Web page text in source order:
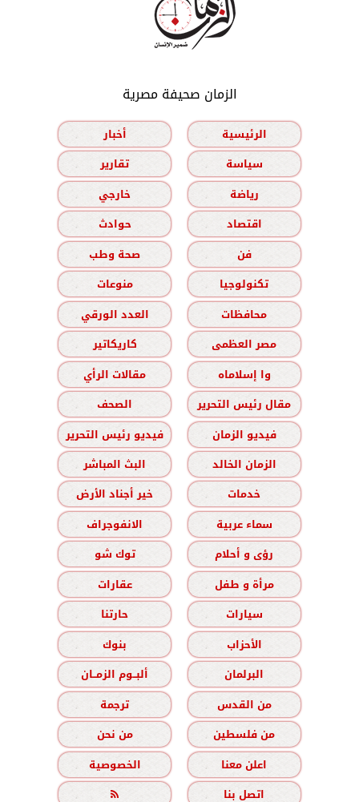
الزمان صحيفة مصرية
الرئيسية
أخبار
سياسة
تقارير
رياضة
خارجي
اقتصاد
حوادث
فن
صحة وطب
تكنولوجيا
منوعات
محافظات
العدد الورقي
مصر العظمى
كاريكاتير
وا إسلاماه
مقالات الرأي
مقال رئيس التحرير
الصحف
فيديو الزمان
فيديو رئيس التحرير
الزمان الخالد
البث المباشر
خدمات
خير أجناد الأرض
سماء عربية
الانفوجراف
رؤى و أحلام
توك شو
مرأة و طفل
عقارات
سيارات
حارتنا
الأحزاب
بنوك
البرلمان
ألبــوم الزمــان
من القدس
ترجمة
من فلسطين
من نحن
اعلن معنا
الخصوصية
اتصل بنا
